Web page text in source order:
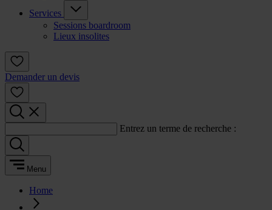
Services
Sessions boardroom
Lieux insolites
Demander un devis
Entrez un terme de recherche :
Menu
Home